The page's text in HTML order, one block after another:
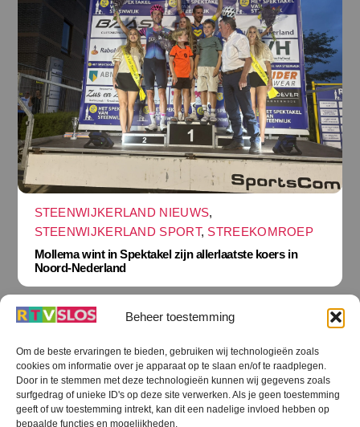
Beheer toestemming
Om de beste ervaringen te bieden, gebruiken wij technologieën zoals
cookies om informatie over je apparaat op te slaan en/of te raadplegen.
Door in te stemmen met deze technologieën kunnen wij gegevens zoals
surfgedrag of unieke ID's op deze site verwerken. Als je geen toestemming
geeft of uw toestemming intrekt, kan dit een nadelige invloed hebben op
bepaalde functies en mogelijkheden.
STEENWIJKERLAND NIEUWS,
STEENWIJKERLAND SPORT, STREEKOMROEP
Mollema wint in Spektakel zijn allerlaatste koers in
Noord-Nederland
Terug
naar
boven
RTV SLOS